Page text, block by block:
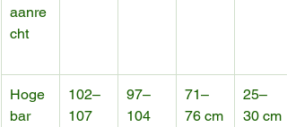
aanre
cht
Hoge
bar
102–
107
97–
104
71–
76 cm
25–
30 cm